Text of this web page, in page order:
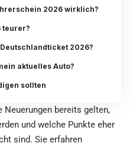
2026 wirklich?
teurer?
2026?
aktuelles Auto?
sollten
Neuerungen bereits gelten,
und welche Punkte eher
sind. Sie erfahren